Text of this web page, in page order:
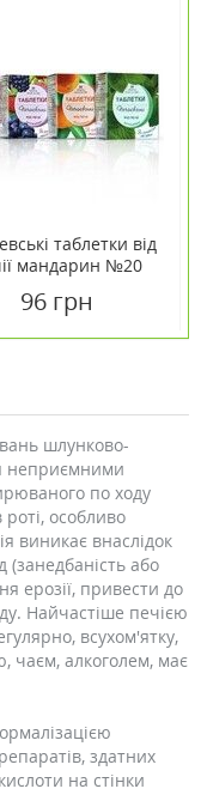
таблетки від
мандарин №20
96 грн
шлунково-
неприємними
по ходу
особливо
виникає внаслідок
(занедбаність або
ерозії, привести до
Найчастіше печією
всухом'ятку,
чаєм, алкоголем, має
здатних
на стінки